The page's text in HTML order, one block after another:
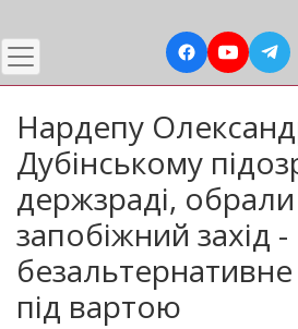
Нардепу
Дубінському
держзраді, обрали
запобіжний захід -
під вартою